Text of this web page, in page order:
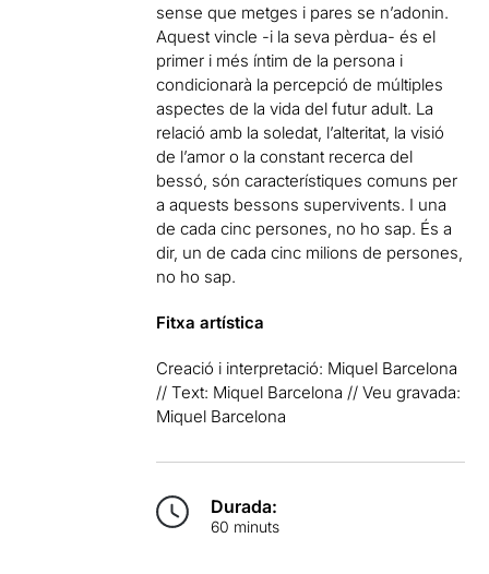
sense que metges i pares se n’adonin.
Aquest vincle -i la seva pèrdua- és el
primer i més íntim de la persona i
condicionarà la percepció de múltiples
aspectes de la vida del futur adult. La
relació amb la soledat, l’alteritat, la visió
de l’amor o la constant recerca del
bessó, són característiques comuns per
a aquests bessons supervivents. I una
de cada cinc persones, no ho sap. És a
dir, un de cada cinc milions de persones,
no ho sap.
Fitxa artística
Creació i interpretació: Miquel Barcelona
// Text: Miquel Barcelona // Veu gravada:
Miquel Barcelona
Durada:
60 minuts